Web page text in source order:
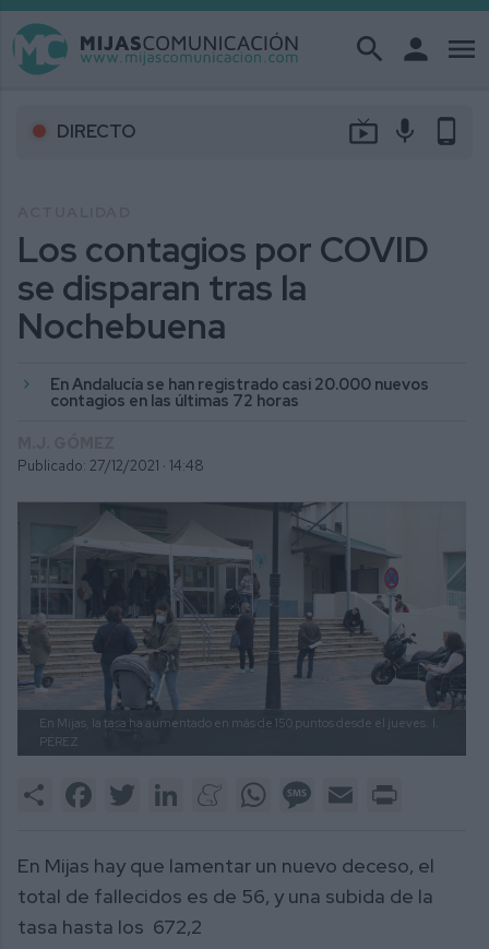
search person menu
DIRECTO live_tv mic phone_android
Los contagios por COVID
se disparan tras la
Nochebuena
En Andalucía se han registrado casi 20.000 nuevos
contagios en las últimas 72 horas
Publicado: 27/12/2021 · 14:48
En Mijas, la tasa ha aumentado en más de 150 puntos desde el jueves. I.
PÉREZ
Share FacebookTwitter LinkedInMeneameWhatsAppMessage
Email
En Mijas hay que lamentar un nuevo deceso, el
total de fallecidos es de 56, y una subida de la
tasa hasta los 672,2